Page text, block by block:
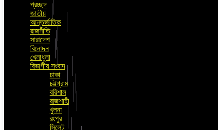
প্রচ্ছদ
জাতীয়
আন্তর্জাতিক
রাজনীতি
সারাদেশ
বিনোদন
খেলাধুলা
বিভাগীয় সংবাদ
ঢাকা
চট্টগ্রাম
বরিশাল
রাজশাহী
খুলনা
রংপুর
সিলেট